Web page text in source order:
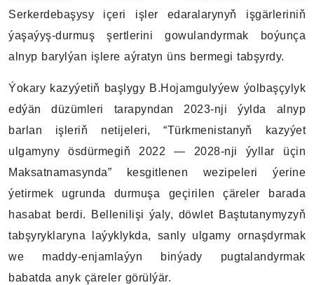
Serkerdebaşysy içeri işler edaralarynyň işgärleriniň
ýaşaýyş-durmuş şertlerini gowulandyrmak boýunça
alnyp barylýan işlere aýratyn üns bermegi tabşyrdy.
Ýokary kazyýetiň başlygy B.Hojamgulyýew ýolbaşçylyk
edýän düzümleri tarapyndan 2023-nji ýylda alnyp
barlan işleriň netijeleri, “Türkmenistanyň kazyýet
ulgamyny ösdürmegiň 2022 — 2028-nji ýyllar üçin
Maksatnamasynda” kesgitlenen wezipeleri ýerine
ýetirmek ugrunda durmuşa geçirilen çäreler barada
hasabat berdi. Bellenilişi ýaly, döwlet Baştutanymyzyň
tabşyryklaryna laýyklykda, sanly ulgamy ornaşdyrmak
we maddy-enjamlaýyn binýady pugtalandyrmak
babatda anyk çäreler görülýär.